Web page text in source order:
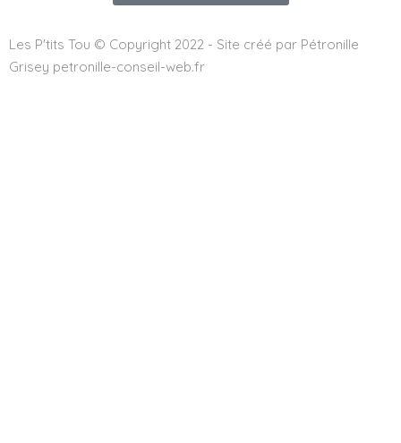
Les P'tits Tou © Copyright 2022 - Site créé par Pétronille
Grisey petronille-conseil-web.fr